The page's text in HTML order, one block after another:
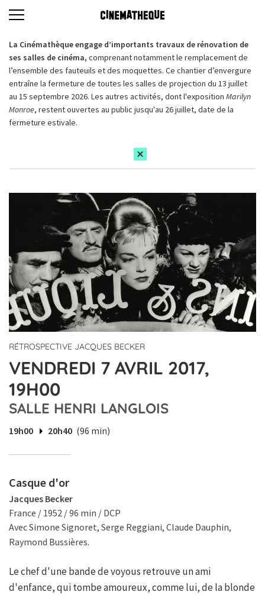
La Cinémathèque engage d’importants travaux de rénovation de
ses salles de cinéma, comprenant notamment le remplacement de
l’ensemble des fauteuils et des moquettes. Ce chantier d’envergure
entraîne la fermeture de toutes les salles de projection du 13 juillet
au 15 septembre 2026. Les autres activités, dont l'exposition Marilyn
Monroe, restent ouvertes au public jusqu'au 26 juillet, date de la
fermeture estivale.
RÉTROSPECTIVE JACQUES BECKER
VENDREDI 7 AVRIL 2017,
19H00
SALLE HENRI LANGLOIS
19h00 20h40 (96 min)
Casque d'or
Jacques Becker
France / 1952 / 96 min / DCP
Avec Simone Signoret, Serge Reggiani, Claude Dauphin,
Raymond Bussières.
Le chef d'une bande de voyous retrouve un ami
d'enfance, qui tombe amoureux, comme lui, de la blonde